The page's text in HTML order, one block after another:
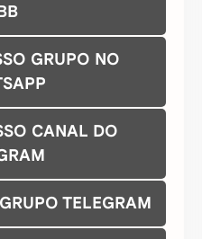
GRUPO NO
CANAL DO
TELEGRAM